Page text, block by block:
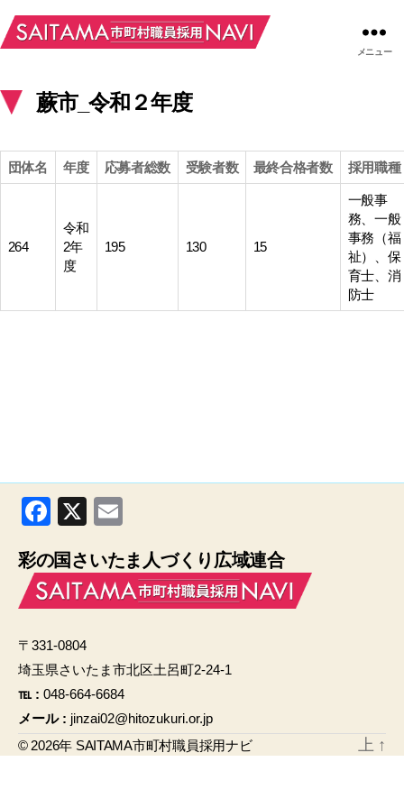
メニュー
蕨市_令和２年度
団体名 年度 応募者総数 受験者数 最終合格者数 採用職種
264
令和
2年
度
195 130 15
一般事
務、一般
事務（福
祉）、保
育士、消
防士
F
c
e
o
o
k
X
ail
彩の国さいたま人づくり広域連合
〒331-0804
埼玉県さいたま市北区土呂町2-24-1
℡ : 048-664-6684
メール : jinzai02@hitozukuri.or.jp
© 2026年 SAITAMA市町村職員採用ナビ 上 ↑